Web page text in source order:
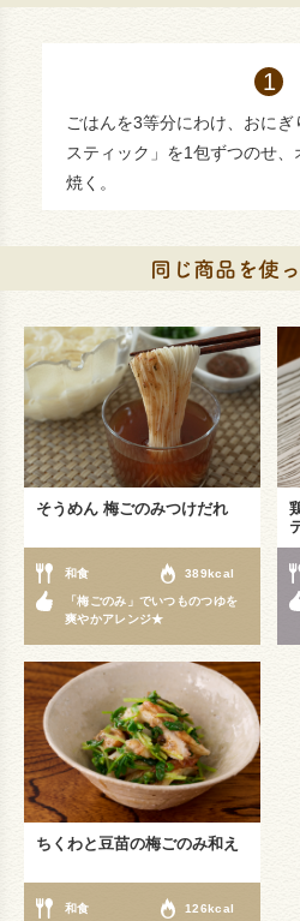
ごはんを3等分にわけ、おに
スティック」を1包ずつのせ
焼く。
そうめん 梅ごのみつけだれ
和食 389kcal
「梅ごのみ」でいつものつゆを
爽やかアレンジ★
ちくわと豆苗の梅ごのみ和え
和食 126kcal